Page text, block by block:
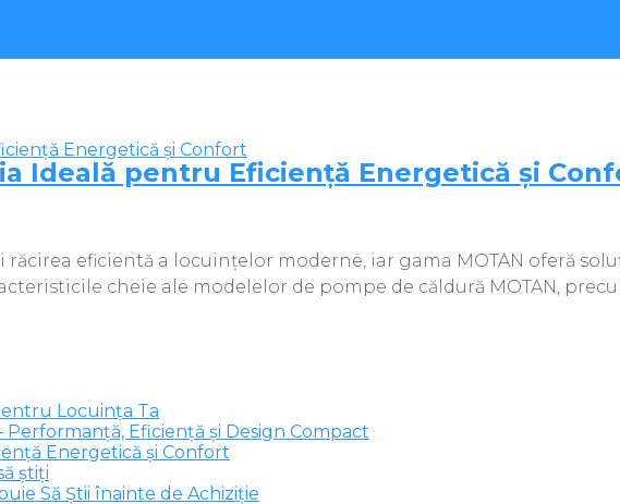
Ideală pentru Eficiență Energetică și
eficientă a locuințelor moderne, iar gama MOTAN oferă
cheie ale modelelor de pompe de căldură MOTAN,
Locuința Ta
Eficiență și Design Compact
Energetică și Confort
știți
Să Știi înainte de Achiziție